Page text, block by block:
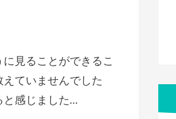
見ることができるこ
ていませんでした
と感じました…